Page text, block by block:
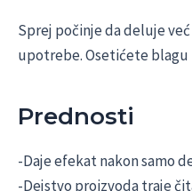
Sprej počinje da deluje
upotrebe. Osetićete
Prednosti
-Daje efekat nakon samo
-Dejstvo proizvoda traje